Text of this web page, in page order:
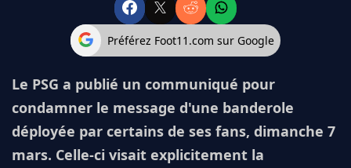
Préférez Foot11.com sur Google
Le PSG a publié un communiqué pour
condamner le message d'une banderole
déployée par certains de ses fans, dimanche 7
mars. Celle-ci visait explicitement la